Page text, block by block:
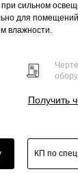
сильном
для
влажности.
Получить
КП по